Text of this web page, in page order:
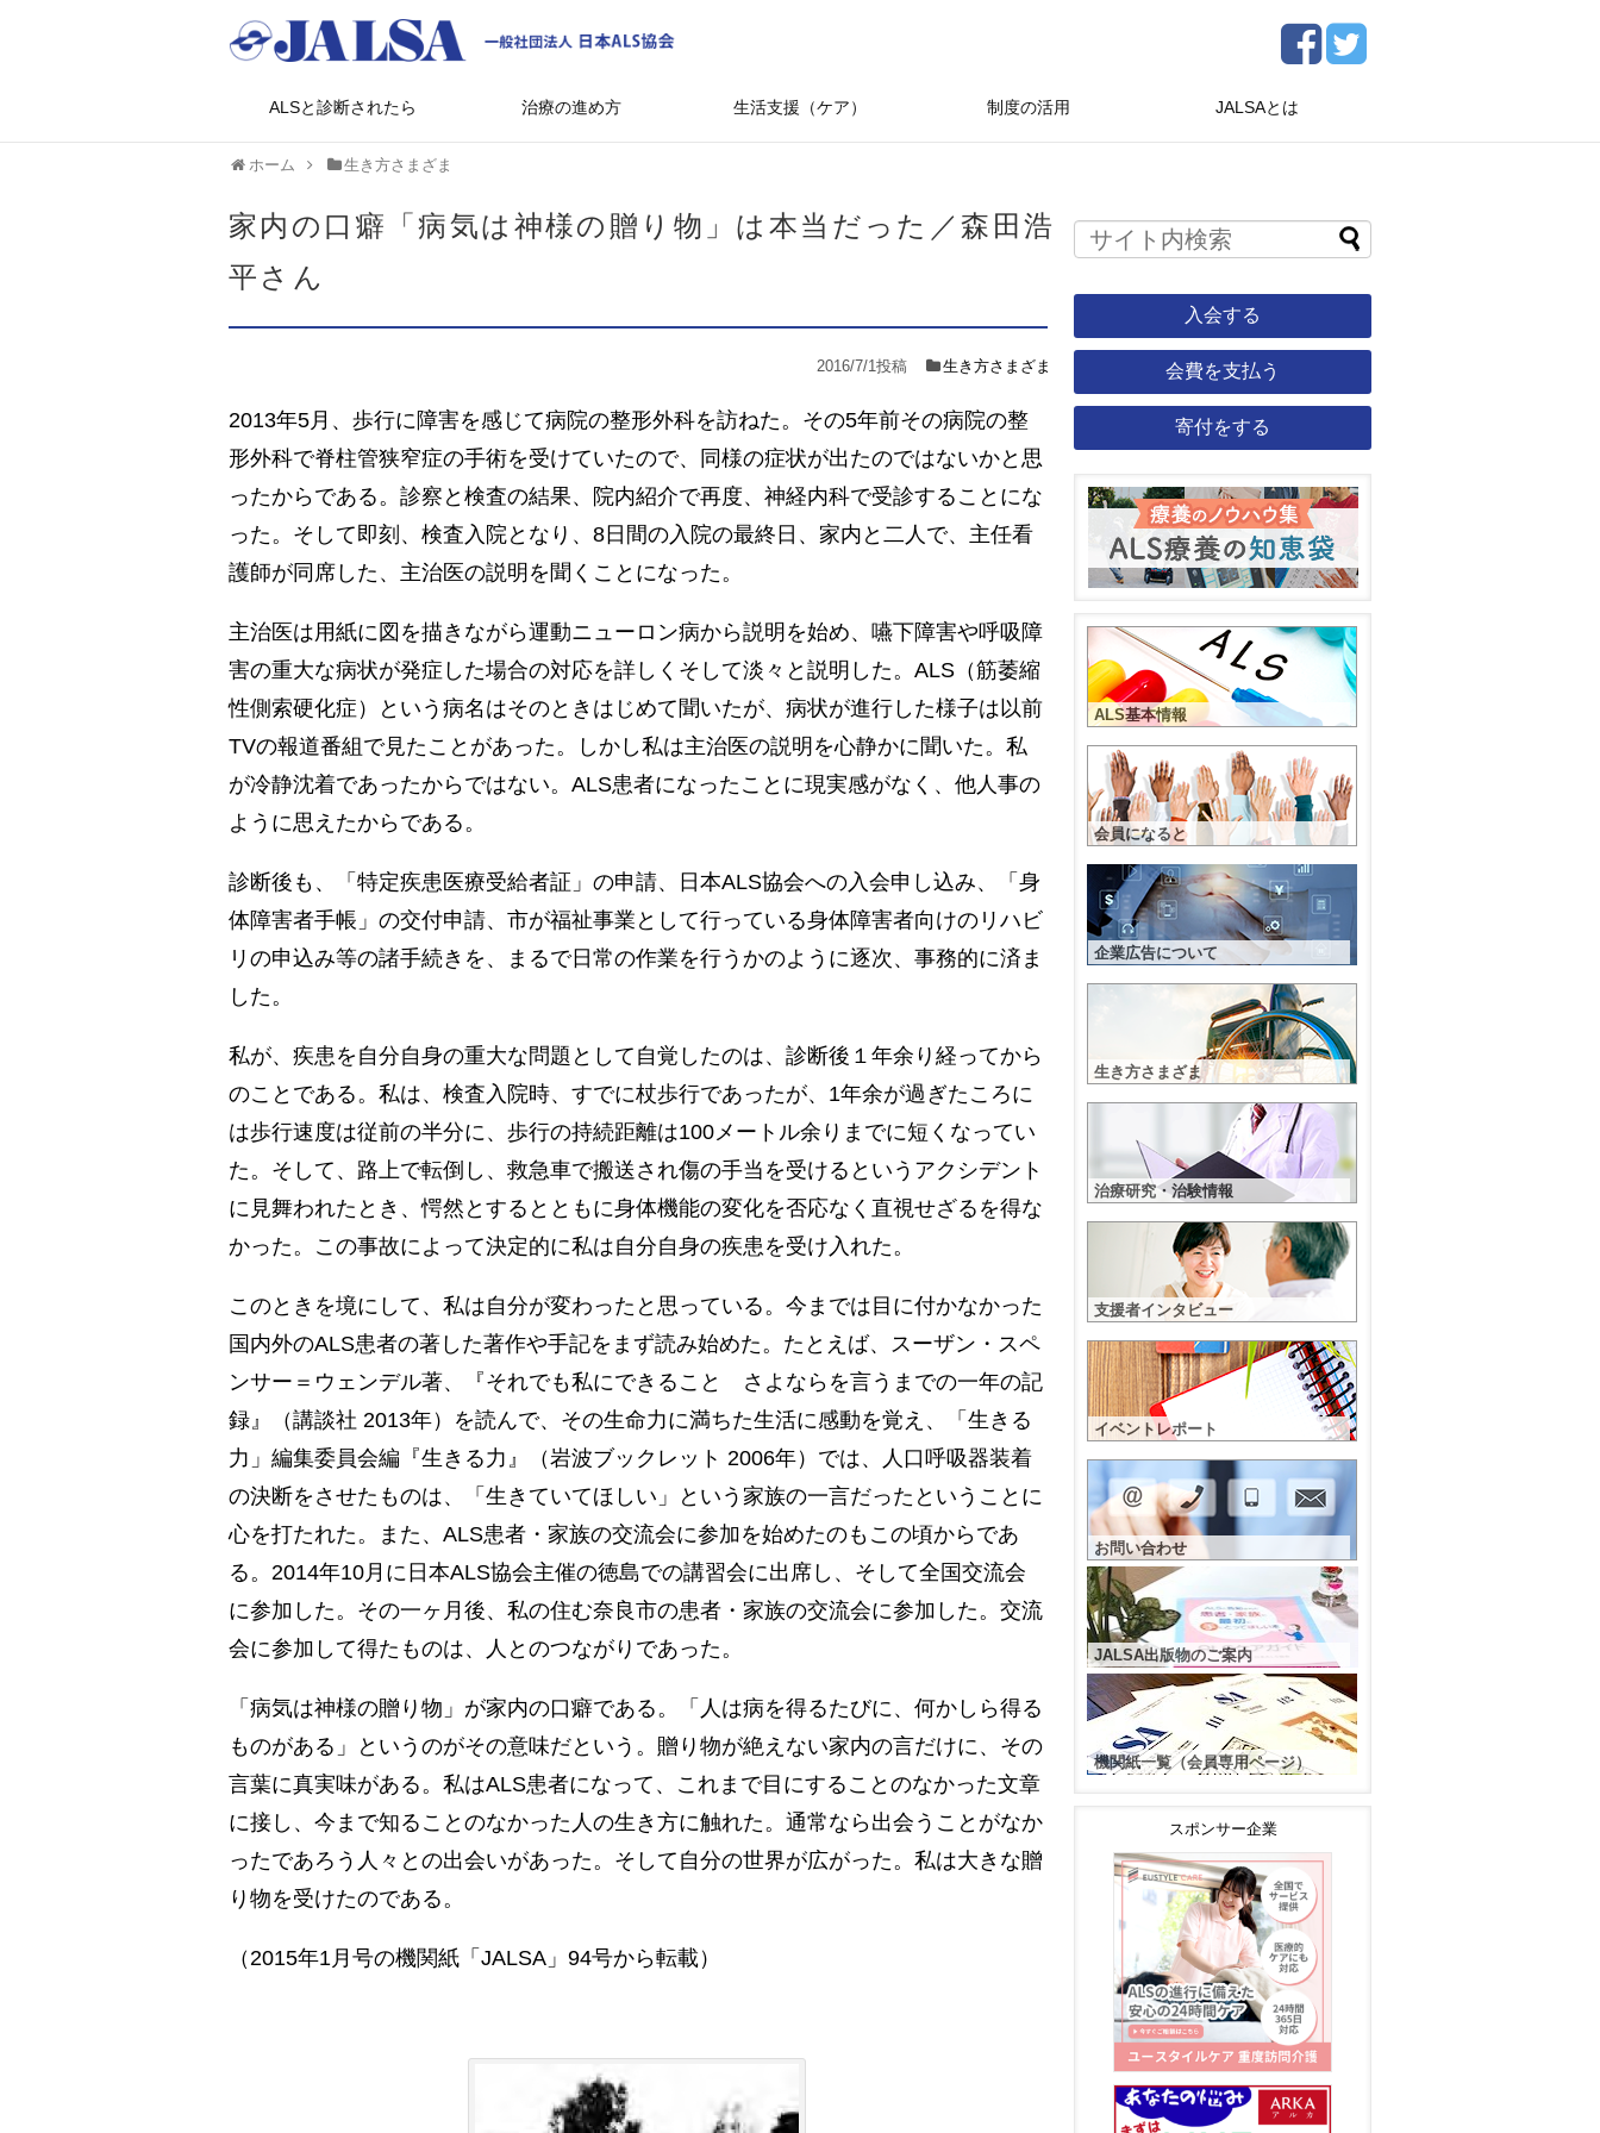
ALSと診断されたら 治療の進め方 生活支援（ケア） 制度の活用 JALSAとは
ホーム 生き方さまざま
家内の口癖「病気は神様の贈り物」は本当だった／森田浩
平さん
2016/7/1投稿 生き方さまざま
2013年5月、歩行に障害を感じて病院の整形外科を訪ねた。その5年前その病院の整
形外科で脊柱管狭窄症の手術を受けていたので、同様の症状が出たのではないかと思
ったからである。診察と検査の結果、院内紹介で再度、神経内科で受診することにな
った。そして即刻、検査入院となり、8日間の入院の最終日、家内と二人で、主任看
護師が同席した、主治医の説明を聞くことになった。
主治医は用紙に図を描きながら運動ニューロン病から説明を始め、嚥下障害や呼吸障
害の重大な病状が発症した場合の対応を詳しくそして淡々と説明した。ALS（筋萎縮
性側索硬化症）という病名はそのときはじめて聞いたが、病状が進行した様子は以前
TVの報道番組で見たことがあった。しかし私は主治医の説明を心静かに聞いた。私
が冷静沈着であったからではない。ALS患者になったことに現実感がなく、他人事の
ように思えたからである。
診断後も、「特定疾患医療受給者証」の申請、日本ALS協会への入会申し込み、「身
体障害者手帳」の交付申請、市が福祉事業として行っている身体障害者向けのリハビ
リの申込み等の諸手続きを、まるで日常の作業を行うかのように逐次、事務的に済ま
した。
私が、疾患を自分自身の重大な問題として自覚したのは、診断後１年余り経ってから
のことである。私は、検査入院時、すでに杖歩行であったが、1年余が過ぎたころに
は歩行速度は従前の半分に、歩行の持続距離は100メートル余りまでに短くなってい
た。そして、路上で転倒し、救急車で搬送され傷の手当を受けるというアクシデント
に見舞われたとき、愕然とするとともに身体機能の変化を否応なく直視せざるを得な
かった。この事故によって決定的に私は自分自身の疾患を受け入れた。
このときを境にして、私は自分が変わったと思っている。今までは目に付かなかった
国内外のALS患者の著した著作や手記をまず読み始めた。たとえば、スーザン・スペ
ンサー＝ウェンデル著、『それでも私にできること さよならを言うまでの一年の記
録』（講談社 2013年）を読んで、その生命力に満ちた生活に感動を覚え、「生きる
力」編集委員会編『生きる力』（岩波ブックレット 2006年）では、人口呼吸器装着
の決断をさせたものは、「生きていてほしい」という家族の一言だったということに
心を打たれた。また、ALS患者・家族の交流会に参加を始めたのもこの頃からであ
る。2014年10月に日本ALS協会主催の徳島での講習会に出席し、そして全国交流会
に参加した。その一ヶ月後、私の住む奈良市の患者・家族の交流会に参加した。交流
会に参加して得たものは、人とのつながりであった。
「病気は神様の贈り物」が家内の口癖である。「人は病を得るたびに、何かしら得る
ものがある」というのがその意味だという。贈り物が絶えない家内の言だけに、その
言葉に真実味がある。私はALS患者になって、これまで目にすることのなかった文章
に接し、今まで知ることのなかった人の生き方に触れた。通常なら出会うことがなか
ったであろう人々との出会いがあった。そして自分の世界が広がった。私は大きな贈
り物を受けたのである。
（2015年1月号の機関紙「JALSA」94号から転載）
入会する
会費を支払う
寄付をする
ALS基本情報
会員になると
企業広告について
生き方さまざま
治療研究・治験情報
支援者インタビュー
イベントレポート
お問い合わせ
JALSA出版物のご案内
機関紙一覧（会員専用ページ）
スポンサー企業